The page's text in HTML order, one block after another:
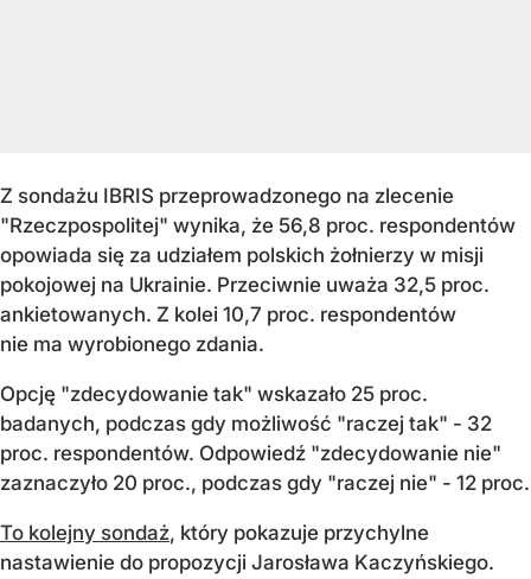
Z sondażu IBRIS przeprowadzonego na zlecenie
"Rzeczpospolitej" wynika, że 56,8 proc. respondentów
opowiada się za udziałem polskich żołnierzy w misji
pokojowej na Ukrainie. Przeciwnie uważa 32,5 proc.
ankietowanych. Z kolei 10,7 proc. respondentów
nie ma wyrobionego zdania.
Opcję "zdecydowanie tak" wskazało 25 proc.
badanych, podczas gdy możliwość "raczej tak" - 32
proc. respondentów. Odpowiedź "zdecydowanie nie"
zaznaczyło 20 proc., podczas gdy "raczej nie" - 12 proc.
To kolejny sondaż, który pokazuje przychylne
nastawienie do propozycji Jarosława Kaczyńskiego.